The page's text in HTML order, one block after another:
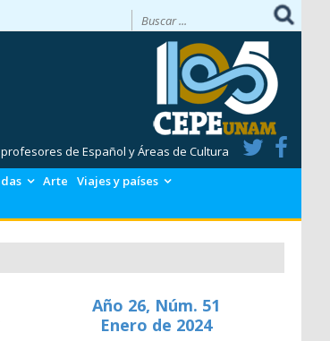
de Español y Áreas de Cultura
Arte
Viajes y países
Año 26, Núm. 51
Enero de 2024